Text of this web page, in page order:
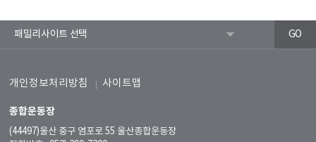
개인정보처리방침 사이트맵
종합운동장
(44497)울산 중구 염포로 55 울산종합운동장